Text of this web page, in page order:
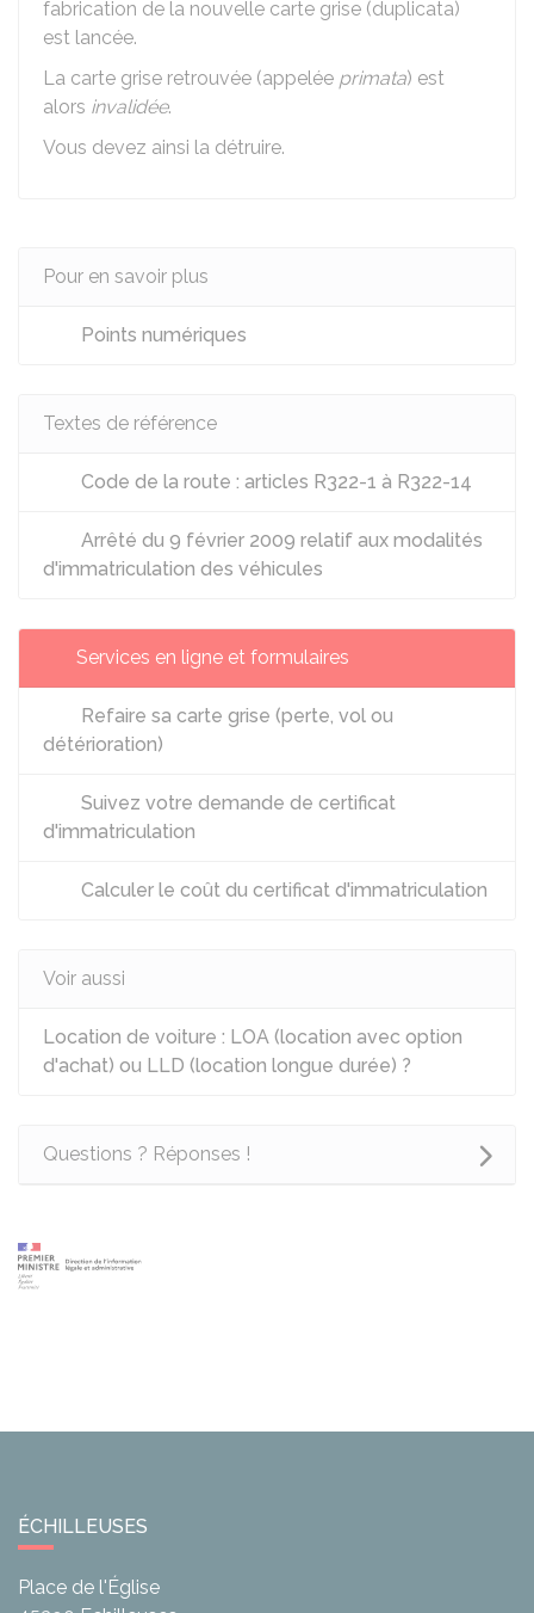
fabrication de la nouvelle carte grise (duplicata)
est lancée.
La carte grise retrouvée (appelée primata) est
alors invalidée.
Vous devez ainsi la détruire.
Pour en savoir plus
Points numériques
Textes de référence
Code de la route : articles R322-1 à R322-14
Arrêté du 9 février 2009 relatif aux modalités
d'immatriculation des véhicules
Services en ligne et formulaires
Refaire sa carte grise (perte, vol ou
détérioration)
Suivez votre demande de certificat
d'immatriculation
Calculer le coût du certificat d'immatriculation
Voir aussi
Location de voiture : LOA (location avec option
d'achat) ou LLD (location longue durée) ?
Questions ? Réponses !
ÉCHILLEUSES
Place de l'Église